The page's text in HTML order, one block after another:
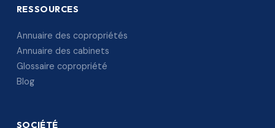
RESSOURCES
Annuaire des copropriétés
Annuaire des cabinets
Glossaire copropriété
Blog
SOCIÉTÉ